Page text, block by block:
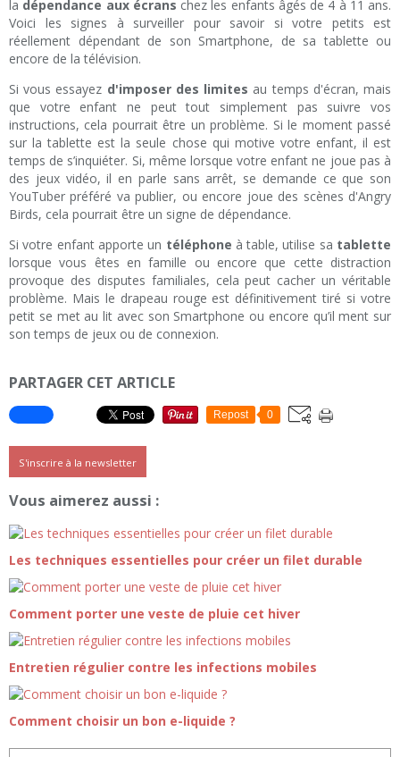
la dépendance aux écrans chez les enfants âgés de 4 à 11 ans.
Voici les signes à surveiller pour savoir si votre petits est
réellement dépendant de son Smartphone, de sa tablette ou
encore de la télévision.
Si vous essayez d'imposer des limites au temps d'écran, mais
que votre enfant ne peut tout simplement pas suivre vos
instructions, cela pourrait être un problème. Si le moment passé
sur la tablette est la seule chose qui motive votre enfant, il est
temps de s’inquiéter. Si, même lorsque votre enfant ne joue pas à
des jeux vidéo, il en parle sans arrêt, se demande ce que son
YouTuber préféré va publier, ou encore joue des scènes d'Angry
Birds, cela pourrait être un signe de dépendance.
Si votre enfant apporte un téléphone à table, utilise sa tablette
lorsque vous êtes en famille ou encore que cette distraction
provoque des disputes familiales, cela peut cacher un véritable
problème. Mais le drapeau rouge est définitivement tiré si votre
petit se met au lit avec son Smartphone ou encore qu’il ment sur
son temps de jeux ou de connexion.
PARTAGER CET ARTICLE
Repost 0
S'inscrire à la newsletter
Vous aimerez aussi :
Les techniques essentielles pour créer un filet durable
Comment porter une veste de pluie cet hiver
Entretien régulier contre les infections mobiles
Comment choisir un bon e-liquide ?